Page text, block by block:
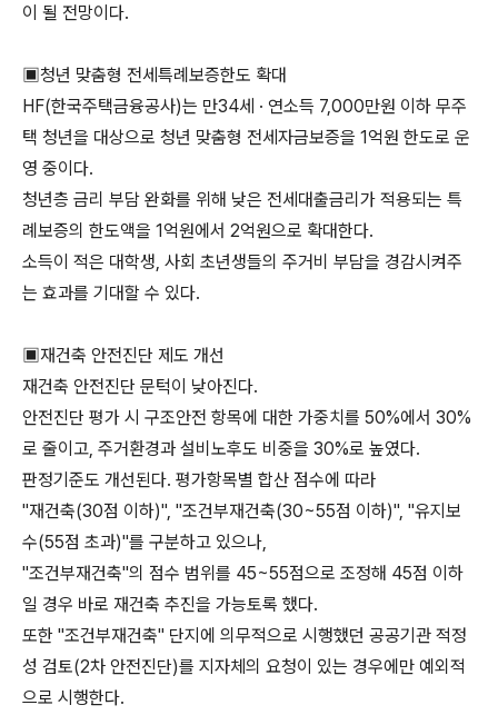
이 될 전망이다.
▣청년 맞춤형 전세특례보증한도 확대
HF(한국주택금융공사)는 만34세 · 연소득 7,000만원 이하 무주
택 청년을 대상으로 청년 맞춤형 전세자금보증을 1억원 한도로 운
영 중이다.
청년층 금리 부담 완화를 위해 낮은 전세대출금리가 적용되는 특
례보증의 한도액을 1억원에서 2억원으로 확대한다.
소득이 적은 대학생, 사회 초년생들의 주거비 부담을 경감시켜주
는 효과를 기대할 수 있다.
▣재건축 안전진단 제도 개선
재건축 안전진단 문턱이 낮아진다.
안전진단 평가 시 구조안전 항목에 대한 가중치를 50%에서 30%
로 줄이고, 주거환경과 설비노후도 비중을 30%로 높였다.
판정기준도 개선된다. 평가항목별 합산 점수에 따라
"재건축(30점 이하)", "조건부재건축(30~55점 이하)", "유지보
수(55점 초과)"를 구분하고 있으나,
"조건부재건축"의 점수 범위를 45~55점으로 조정해 45점 이하
일 경우 바로 재건축 추진을 가능토록 했다.
또한 "조건부재건축" 단지에 의무적으로 시행했던 공공기관 적정
성 검토(2차 안전진단)를 지자체의 요청이 있는 경우에만 예외적
으로 시행한다.